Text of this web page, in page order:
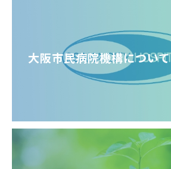
大阪市民病院機構について